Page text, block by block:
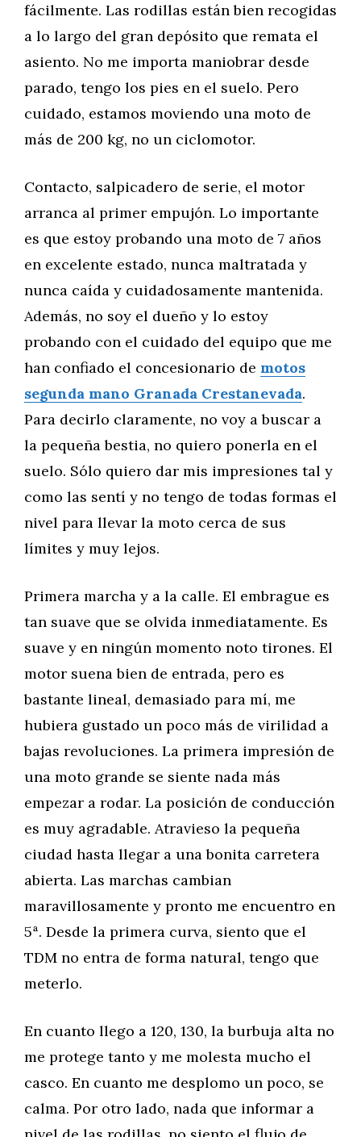
fácilmente. Las rodillas están bien recogidas
a lo largo del gran depósito que remata el
asiento. No me importa maniobrar desde
parado, tengo los pies en el suelo. Pero
cuidado, estamos moviendo una moto de
más de 200 kg, no un ciclomotor.
Contacto, salpicadero de serie, el motor
arranca al primer empujón. Lo importante
es que estoy probando una moto de 7 años
en excelente estado, nunca maltratada y
nunca caída y cuidadosamente mantenida.
Además, no soy el dueño y lo estoy
probando con el cuidado del equipo que me
han confiado el concesionario de motos
segunda mano Granada Crestanevada.
Para decirlo claramente, no voy a buscar a
la pequeña bestia, no quiero ponerla en el
suelo. Sólo quiero dar mis impresiones tal y
como las sentí y no tengo de todas formas el
nivel para llevar la moto cerca de sus
límites y muy lejos.
Primera marcha y a la calle. El embrague es
tan suave que se olvida inmediatamente. Es
suave y en ningún momento noto tirones. El
motor suena bien de entrada, pero es
bastante lineal, demasiado para mí, me
hubiera gustado un poco más de virilidad a
bajas revoluciones. La primera impresión de
una moto grande se siente nada más
empezar a rodar. La posición de conducción
es muy agradable. Atravieso la pequeña
ciudad hasta llegar a una bonita carretera
abierta. Las marchas cambian
maravillosamente y pronto me encuentro en
5ª. Desde la primera curva, siento que el
TDM no entra de forma natural, tengo que
meterlo.
En cuanto llego a 120, 130, la burbuja alta no
me protege tanto y me molesta mucho el
casco. En cuanto me desplomo un poco, se
calma. Por otro lado, nada que informar a